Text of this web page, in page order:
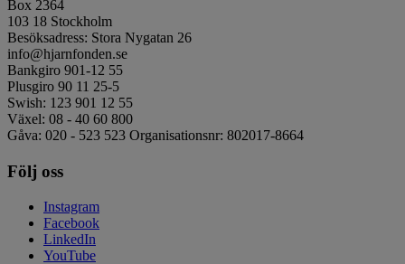
Box 2364
103 18 Stockholm
Besöksadress: Stora Nygatan 26
info@hjarnfonden.se
Bankgiro 901-12 55
Plusgiro 90 11 25-5
Swish: 123 901 12 55
Växel: 08 - 40 60 800
Gåva: 020 - 523 523 Organisationsnr: 802017-8664
Följ oss
Instagram
Facebook
LinkedIn
YouTube